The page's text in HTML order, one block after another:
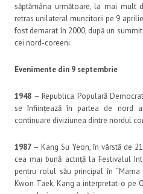
săptămâna următoare, la mai mult
retras unilateral muncitorii pe 9
fost demarat în 2000, după un
cei nord-coreeni.
Evenimente din 9 septembrie
1948 – Republica Populară
se înființează în partea de nord a
continuare diviziunea dintre nordul
1987 – Kang Su Yeon, în vârstă de
cea mai bună actriță la Festivalul
pentru rolul său principal în
Kwon Taek, Kang a interpretat-o pe